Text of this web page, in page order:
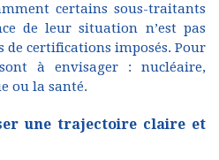
certains sous-traitants
de leur situation n’est pas
de certifications imposés. Pour
à envisager : nucléaire,
ou la santé.
une trajectoire claire et